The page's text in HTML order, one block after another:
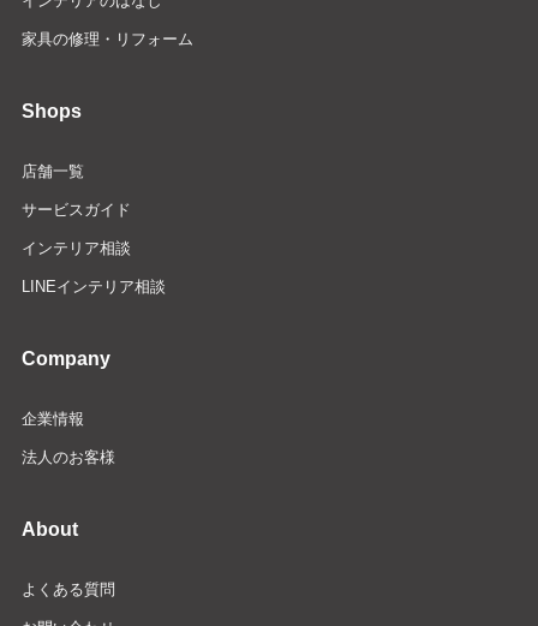
家具の修理・リフォーム
Shops
店舗一覧
サービスガイド
インテリア相談
LINEインテリア相談
Company
企業情報
法人のお客様
About
よくある質問